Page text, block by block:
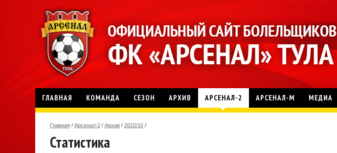
ГЛАВНАЯ КОМАНДА СЕЗОН АРХИВ АРСЕНАЛ-2 АРСЕНАЛ-М МЕДИА
Главная / Арсенал-2 / Архив / 2015/16 /
Статистика